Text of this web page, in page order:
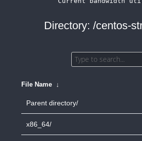
Directory: /centos-
File Name ↓
Parent directory/
x86_64/